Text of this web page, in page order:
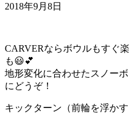
2018年9月8日
CARVERならボウルもすぐ
も😃💕
地形変化に合わせたスノー
にどうぞ！
キックターン（前輪を浮か